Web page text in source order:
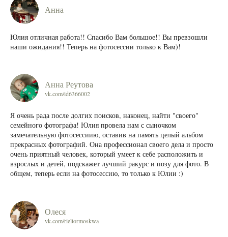
Анна
Юлия отличная работа!! Спасибо Вам большое!! Вы превзошли
наши ожидания!! Теперь на фотосессии только к Вам)!
Анна Реутова
vk.com/id6366002
Я очень рада после долгих поисков, наконец, найти "своего"
семейного фотографа! Юлия провела нам с сыночком
замечательную фотосессиию, оставив на память целый альбом
прекрасных фотографий. Она профессионал своего дела и просто
очень приятный человек, который умеет к себе расположить и
взрослых и детей, подскажет лучший ракурс и позу для фото. В
общем, теперь если на фотосессию, то только к Юлии :)
Олеся
vk.com/rieltormoskwa